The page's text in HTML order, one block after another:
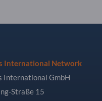
International Network
International GmbH
Straße 15